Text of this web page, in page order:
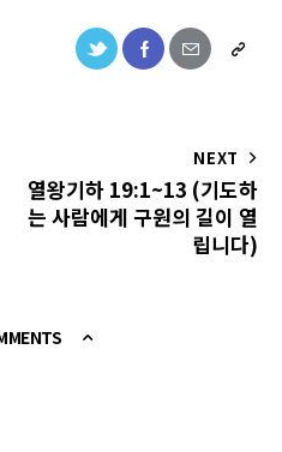
NEXT
열왕기하 19:1~13 (기도하
는 사람에게 구원의 길이 열
립니다)